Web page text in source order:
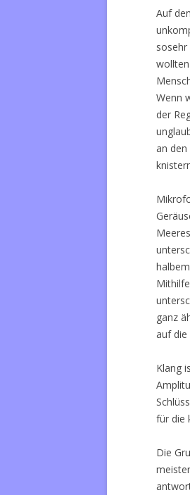
Auf
sosehr
Wenn
der
an den
ganz
auf die
Klang
für die
Die